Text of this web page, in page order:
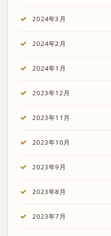
2024年3月
2024年2月
2024年1月
2023年12月
2023年11月
2023年10月
2023年9月
2023年8月
2023年7月